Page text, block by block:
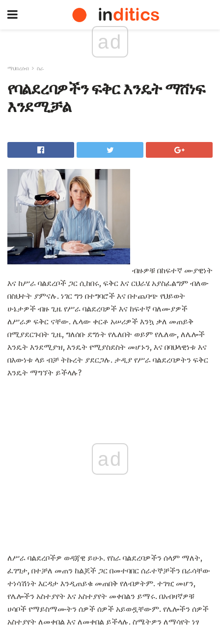
ad
ማህበረሰብ ስራ
የባልደረባዎችን ፍቅር እንዴት ማሸነፍ
እንደሚቻል
ብዙዎቹ በከፍተኛ ሙያዊነት
እና ከሥራ ባልደረቦች ጋር ሲከበሩ, ፍቅር እና ርህራሄ አያስፈልግም ብለው
በስህተት ያምናሉ. ነገር ግን በተግባሮች እና በተጨባጭ የህይወት
ሁኔታዎች ብዙ ጊዜ የሥራ ባልደረባዎች እና ከፍተኛ ባለሙያዎች
ለሥራዎ ፍቅር ናቸው. ሌላው ቀርቶ አሠሪዎች እንኳ ቃለ መጠይቅ
በሚያደርጉበት ጊዜ, ግለሰቡ ደግነት የሌለበት ወይም የሌለው, ለሌሎች
እንዴት እንደሚያዝ, እንዴት የሚያስደስት መሆኑን, እና በባህላዊነቱ እና
በእውነቱ ላይ ብቻ ትኩረት ያደርጋሉ. ታዲያ የሥራ ባልደረባዎትን ፍቅር
እንዴት ማግኘት ይችላሉ?
ad
ለሥራ ባልደረቦችዎ ወዳጃዊ ይሁኑ. የስራ ባልደረባዎችን ሰላም ማለት,
ፈገግታ, በተቻለ መጠን ከልጆች ጋር በመተባበር ሰራተኞቻችን በራሳቸው
ተነሳሽነት እርዳታ እንዲጠይቁ መጠበቅ የለብዎትም. ተገዢ መሆን,
የሌሎችን አስተያየት እና አስተያየት መቀበልን ይማሩ. በአብዛኛዎቹ
ሀሳቦች የማይስማሙትን ሰዎች ሰዎች አይወዷቸውም. የሌሎችን ሰዎች
አስተያየት ለመቀበል እና ለመቀበል ይችላሉ. ስሜትዎን ለማሳየት ነፃ